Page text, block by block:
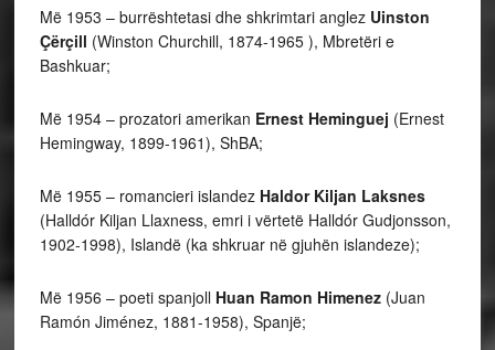
Më 1953 – burrështetasi dhe shkrimtari anglez Uinston
Çërçill (Winston Churchill, 1874-1965 ), Mbretëri e
Bashkuar;
Më 1954 – prozatori amerikan Ernest Heminguej (Ernest
Hemingway, 1899-1961), ShBA;
Më 1955 – romancieri islandez Haldor Kiljan Laksnes
(Halldór Kiljan Llaxness, emri i vërtetë Halldór Gudjonsson,
1902-1998), Islandë (ka shkruar në gjuhën islandeze);
Më 1956 – poeti spanjoll Huan Ramon Himenez (Juan
Ramón Jiménez, 1881-1958), Spanjë;